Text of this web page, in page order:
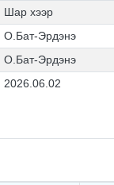
Шар хээр
О.Бат-Эрдэнэ
О.Бат-Эрдэнэ
2026.06.02